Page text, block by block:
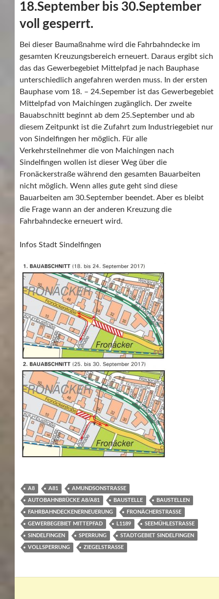
18.September bis 30.September
voll gesperrt.
Bei dieser Baumaßnahme wird die Fahrbahndecke im
gesamten Kreuzungsbereich erneuert. Daraus ergibt sich
das das Gewerbegebiet Mittelpfad je nach Bauphase
unterschiedlich angefahren werden muss. In der ersten
Bauphase vom 18. – 24.Sepember ist das Gewerbegebiet
Mittelpfad von Maichingen zugänglich. Der zweite
Bauabschnitt beginnt ab dem 25.September und ab
diesem Zeitpunkt ist die Zufahrt zum Industriegebiet nur
von Sindelfingen her möglich. Für alle
Verkehrsteilnehmer die von Maichingen nach
Sindelfingen wollen ist dieser Weg über die
Fronäckerstraße während den gesamten Bauarbeiten
nicht möglich. Wenn alles gute geht sind diese
Bauarbeiten am 30.September beendet. Aber es bleibt
die Frage wann an der anderen Kreuzung die
Fahrbahndecke erneuert wird.
Infos Stadt Sindelfingen
A8 A81 AMUNDSONSTRASSE
AUTOBAHNBRÜCKE A8/A81 BAUSTELLE BAUSTELLEN
FAHRBAHNDECKENERNEUERUNG FRONÄCHERSTRASSE
GEWERBEGEBIET MITTEPFAD L1189 SEEMÜHLESTRASSE
SINDELFINGEN SPERRUNG STADTGEBIET SINDELFINGEN
VOLLSPERRUNG ZIEGELSTRASSE